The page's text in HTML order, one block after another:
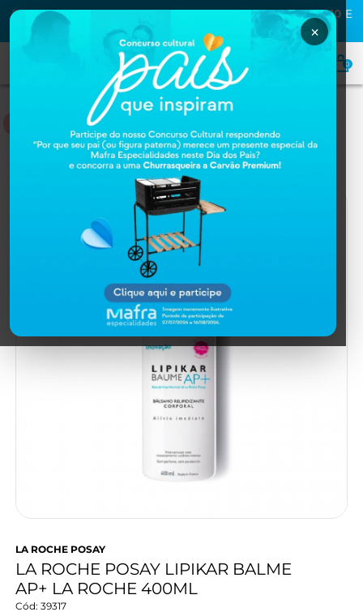
PRIMEIRA COMPRA NA MAFRA? USE O CUPOMMAFRA10 E
GANHE
0
NUTRIÇÃO
Home NUTRIÇÃO
LA ROCHE POSAY
LA ROCHE POSAY LIPIKAR BALME
AP+ LA ROCHE 400ML
39317
×